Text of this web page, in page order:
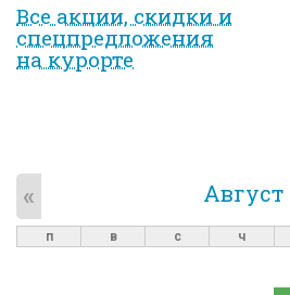
Все акции, скидки и
спец­предложе­ния
на курорте
Август
«
п в с ч